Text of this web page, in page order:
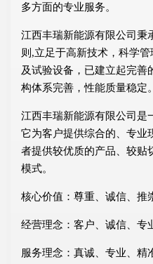
多方面的专业服务。
江西丰瑞新能源有限公司秉
则,立足于高新技术，科学
及试验设备，已建立起完善
构体系完善，性能质量稳定。
江西丰瑞新能源有限公司是
它为客户提供综合的、专业
者提供较优质的产品、较贴
模式。
核心价值：尊重、诚信、推
经营理念：客户、诚信、专
服务理念：真诚、专业、精